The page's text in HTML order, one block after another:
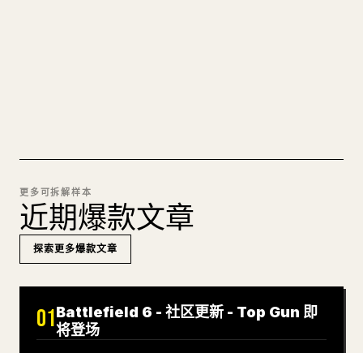
更多可拆解样本
近期爆款文章
探索更多爆款文章
01Battlefield 6 - 社区更新 - Top Gun 即
将登场